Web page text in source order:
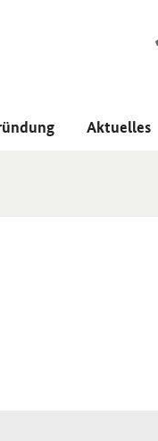
Aktuelles